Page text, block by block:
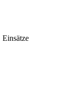
Einsätze